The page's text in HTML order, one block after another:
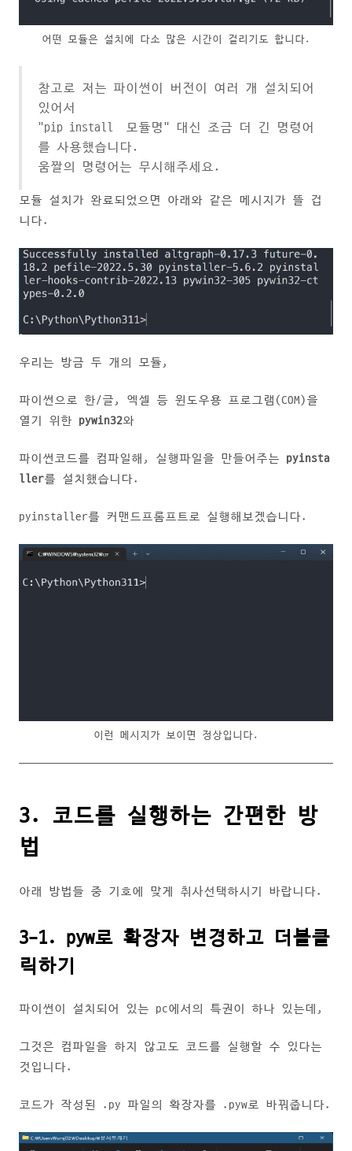
어떤 모듈은 설치에 다소 많은 시간이 걸리기도 합니다.
참고로 저는 파이썬이 버전이 여러 개 설치되어
있어서
"pip install 모듈명" 대신 조금 더 긴 명령어
를 사용했습니다.
움짤의 명령어는 무시해주세요.
모듈 설치가 완료되었으면 아래와 같은 메시지가 뜰 겁
니다.
우리는 방금 두 개의 모듈,
파이썬으로 한/글, 엑셀 등 윈도우용 프로그램(COM)을
열기 위한 pywin32와
파이썬코드를 컴파일해, 실행파일을 만들어주는 pyinsta
ller를 설치했습니다.
pyinstaller를 커맨드프롬프트로 실행해보겠습니다.
이런 메시지가 보이면 정상입니다.
3. 코드를 실행하는 간편한 방
법
아래 방법들 중 기호에 맞게 취사선택하시기 바랍니다.
3-1. pyw로 확장자 변경하고 더블클
릭하기
파이썬이 설치되어 있는 pc에서의 특권이 하나 있는데,
그것은 컴파일을 하지 않고도 코드를 실행할 수 있다는
것입니다.
코드가 작성된 .py 파일의 확장자를 .pyw로 바꿔줍니다.